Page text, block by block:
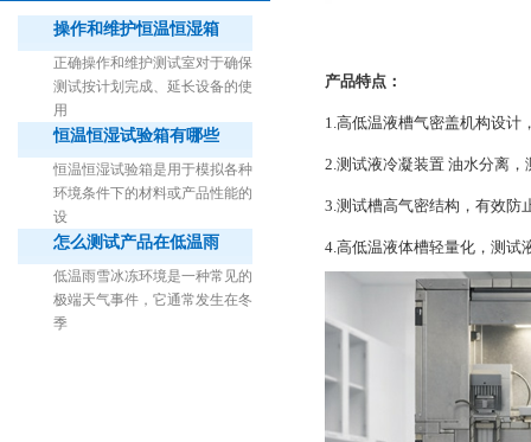
操作和维护恒温恒湿箱
正确操作和维护测试室对于确保
测试按计划完成、延长设备的使
用
恒温恒湿试验箱有哪些
恒温恒湿试验箱是用于模拟各种
环境条件下的材料或产品性能的
设
怎么测试产品在低温雨
低温雨雪冰冻环境是一种常见的
极端天气事件，它通常发生在冬
季
产品特点：
1.高低温液槽气密盖机构设计
2.测试液冷凝装置 油水分离
3.测试槽高气密结构，有效防
4.高低温液体槽轻量化，测试